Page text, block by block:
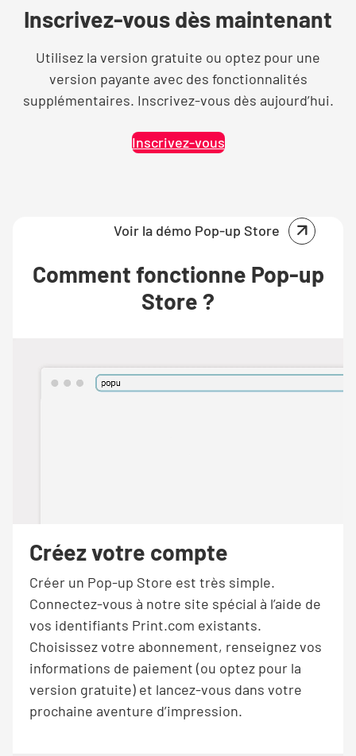
Inscrivez-vous dès maintenant
Utilisez la version gratuite ou optez pour une
version payante avec des fonctionnalités
supplémentaires. Inscrivez-vous dès aujourd’hui.
Inscrivez-vous
Voir la démo Pop-up Store
Comment fonctionne Pop-up
Store ?
Créez votre compte
Créer un Pop-up Store est très simple.
Connectez-vous à notre site spécial à l’aide de
vos identifiants Print.com existants.
Choisissez votre abonnement, renseignez vos
informations de paiement (ou optez pour la
version gratuite) et lancez-vous dans votre
prochaine aventure d’impression.